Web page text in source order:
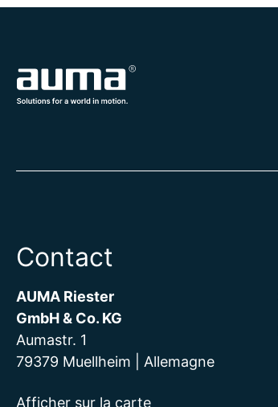
Contact
AUMA Riester
GmbH & Co. KG
Aumastr. 1
79379 Muellheim | Allemagne
Afficher sur la carte